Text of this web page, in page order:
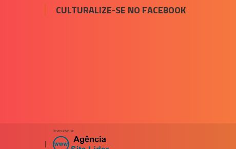
CULTURALIZE-SE NO FACEBOOK
|